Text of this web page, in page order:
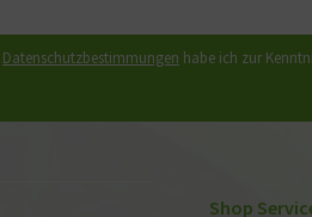
Datenschutzbestimmungen habe ich zur
Shop